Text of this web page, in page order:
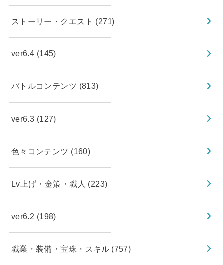
ストーリー・クエスト (271)
ver6.4 (145)
バトルコンテンツ (813)
ver6.3 (127)
色々コンテンツ (160)
Lv上げ・金策・職人 (223)
ver6.2 (198)
職業・装備・宝珠・スキル (757)